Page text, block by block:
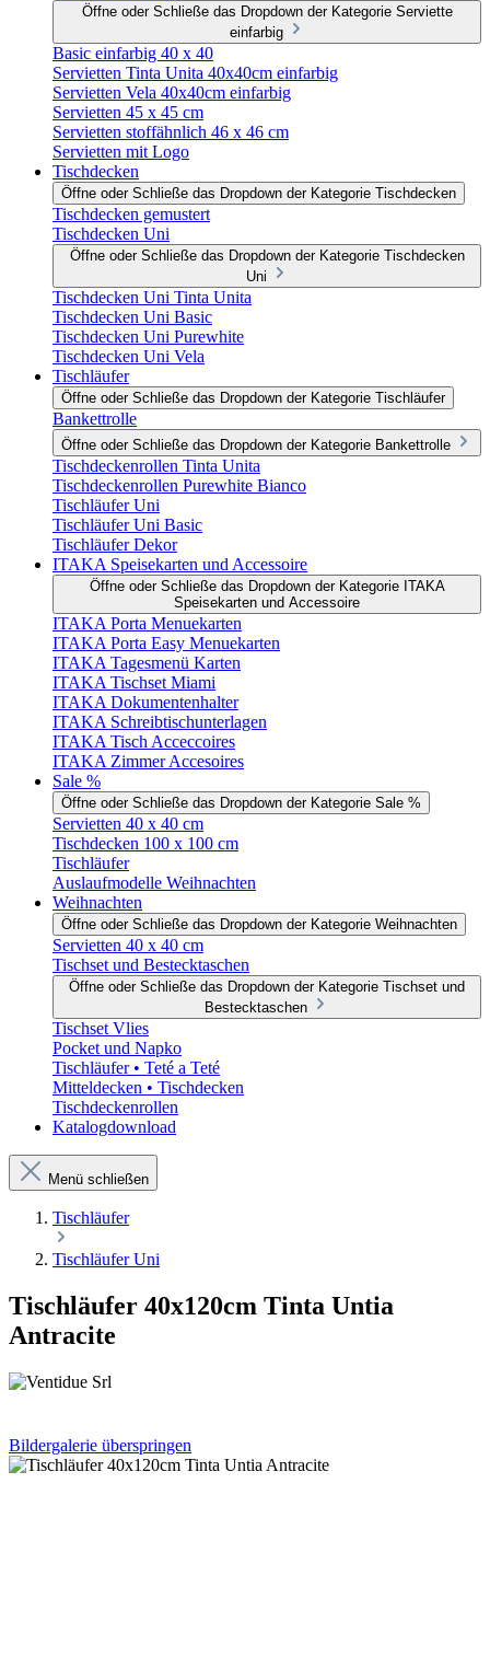
Öffne oder Schließe das Dropdown der Kategorie Serviette
einfarbig
Basic einfarbig 40 x 40
Servietten Tinta Unita 40x40cm einfarbig
Servietten Vela 40x40cm einfarbig
Servietten 45 x 45 cm
Servietten stoffähnlich 46 x 46 cm
Servietten mit Logo
Tischdecken
Öffne oder Schließe das Dropdown der Kategorie Tischdecken
Tischdecken gemustert
Tischdecken Uni
Öffne oder Schließe das Dropdown der Kategorie Tischdecken
Uni
Tischdecken Uni Tinta Unita
Tischdecken Uni Basic
Tischdecken Uni Purewhite
Tischdecken Uni Vela
Tischläufer
Öffne oder Schließe das Dropdown der Kategorie Tischläufer
Bankettrolle
Öffne oder Schließe das Dropdown der Kategorie Bankettrolle
Tischdeckenrollen Tinta Unita
Tischdeckenrollen Purewhite Bianco
Tischläufer Uni
Tischläufer Uni Basic
Tischläufer Dekor
ITAKA Speisekarten und Accessoire
Öffne oder Schließe das Dropdown der Kategorie ITAKA
Speisekarten und Accessoire
ITAKA Porta Menuekarten
ITAKA Porta Easy Menuekarten
ITAKA Tagesmenü Karten
ITAKA Tischset Miami
ITAKA Dokumentenhalter
ITAKA Schreibtischunterlagen
ITAKA Tisch Acceccoires
ITAKA Zimmer Accesoires
Sale %
Öffne oder Schließe das Dropdown der Kategorie Sale %
Servietten 40 x 40 cm
Tischdecken 100 x 100 cm
Tischläufer
Auslaufmodelle Weihnachten
Weihnachten
Öffne oder Schließe das Dropdown der Kategorie Weihnachten
Servietten 40 x 40 cm
Tischset und Bestecktaschen
Öffne oder Schließe das Dropdown der Kategorie Tischset und
Bestecktaschen
Tischset Vlies
Pocket und Napko
Tischläufer • Teté a Teté
Mitteldecken • Tischdecken
Tischdeckenrollen
Katalogdownload
Menü schließen
Tischläufer
Tischläufer Uni
Tischläufer 40x120cm Tinta Untia
Antracite
Bildergalerie überspringen